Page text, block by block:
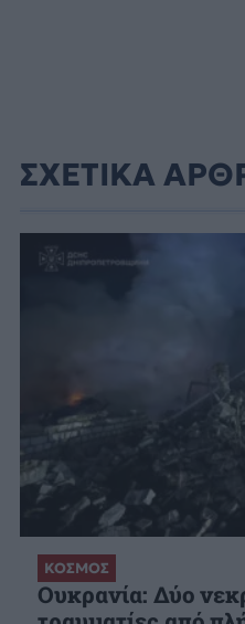
ΣΧΕΤΙΚΑ
ΚΟΣΜΟΣ
Ουκρανία: Δύο